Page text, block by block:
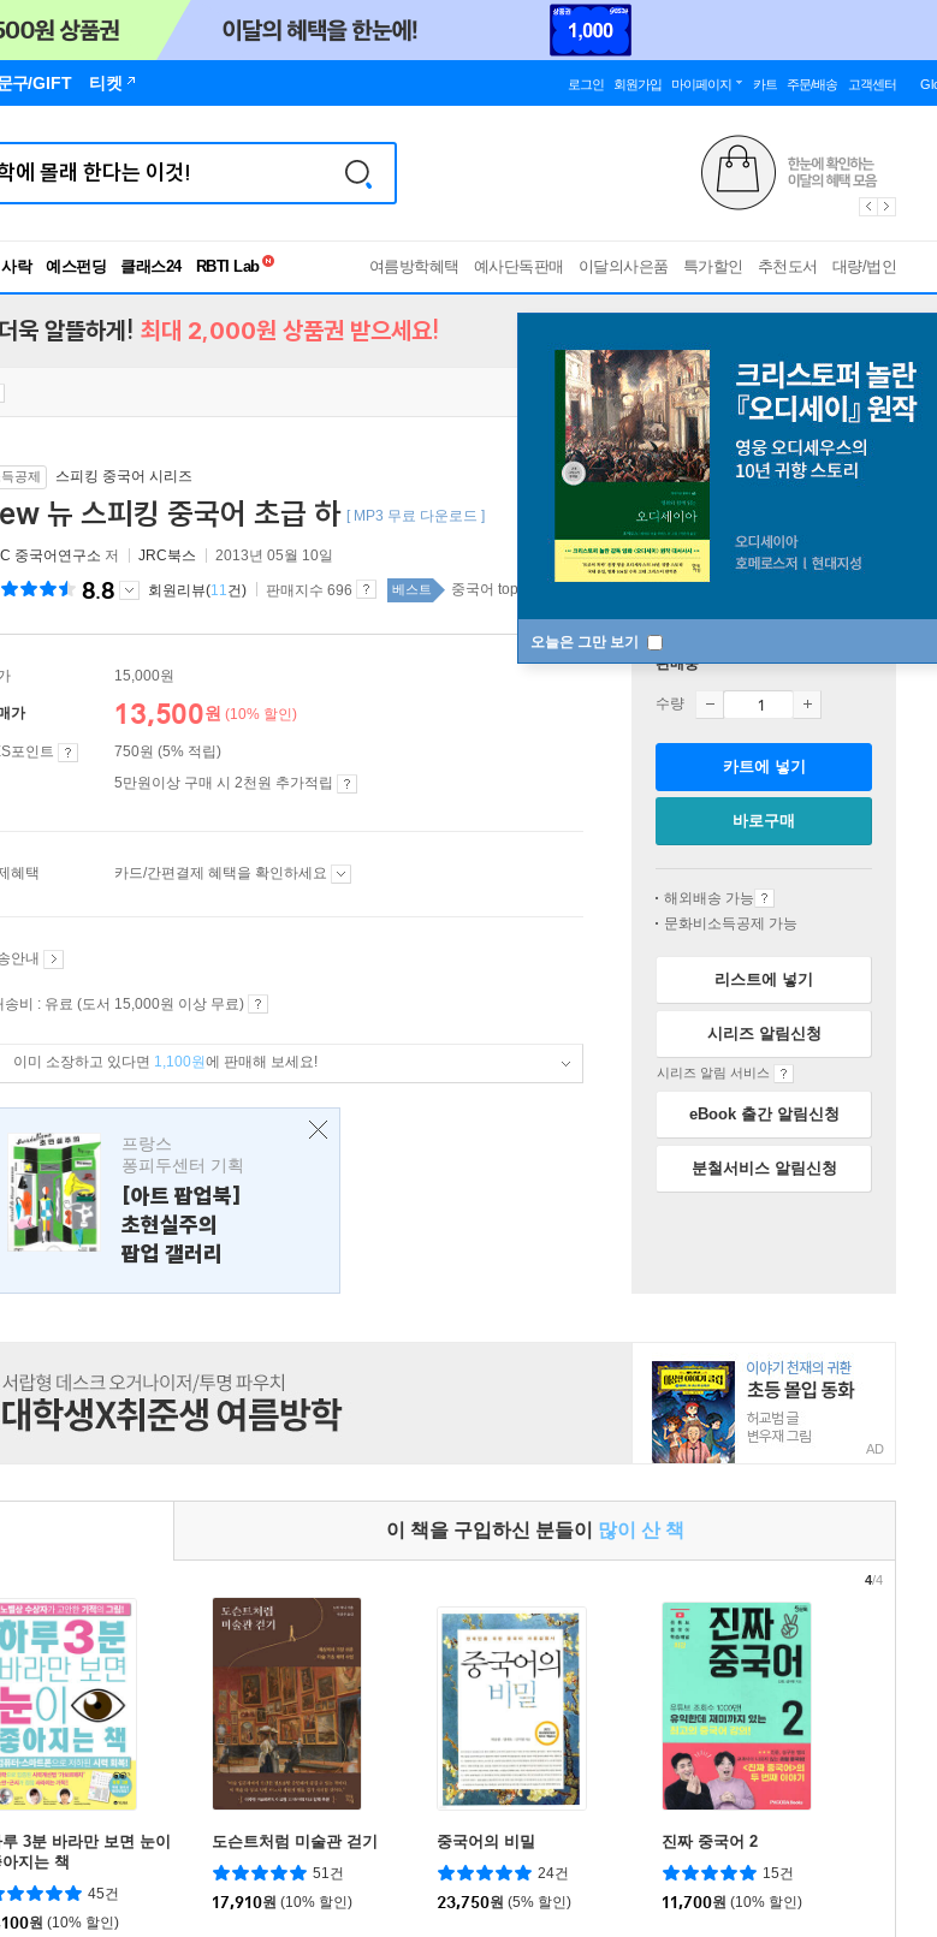
구/GIFT 티켓 로그인 회원가입 마이페이지 카트 주문/배송 고객센터
사락 예스펀딩 클래스24
독서유형검사
여름방학혜택 예사단독판매 이달의사은품 특가할인 추천도서 대량/법인
오늘은 그만 보기
욱 알뜰하게! 최대 2,000원 상품권 받으세요!
공제 스피킹 중국어 시리즈
뉴 스피킹 중국어 초급 하 [ MP3 무료 다운로드 ]
중국어연구소 저 JRC북스 2013년 05월 10일
8.8 회원리뷰(11건) 판매지수 696 베스트 중국어 top100 74주
15,000원
가 13,500원 (10% 할인)
포인트
750원 (5% 적립)
5만원이상 구매 시 2천원 추가적립
혜택 카드/간편결제 혜택을 확인하세요
안내
송비 : 유료 (도서 15,000원 이상 무료)
이미 소장하고 있다면 1,100원에 판매해 보세요!
프랑스
퐁피두센터 기획
[아트 팝업북]
초현실주의
팝업 갤러리
판매중
수량
카트에 넣기
바로구매
해외배송 가능
문화비소득공제 가능
리스트에 넣기
시리즈 알림신청
시리즈 알림 서비스
eBook 출간 알림신청
분철서비스 알림신청
AD
이 책을 구입하신 분들이 많이 산 책
3분 바라만 보면 눈이
아지는 책
45건
원 (10% 할인)
도슨트처럼 미술관 걷기
51건
17,910원 (10% 할인)
중국어의 비밀
24건
23,750원 (5% 할인)
진짜 중국어 2
15건
11,700원 (10% 할인)
4/4